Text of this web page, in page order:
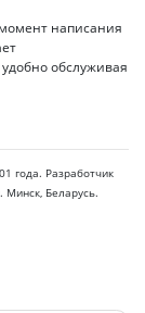
написания
обслуживая
года. Разработчик
Минск, Беларусь.